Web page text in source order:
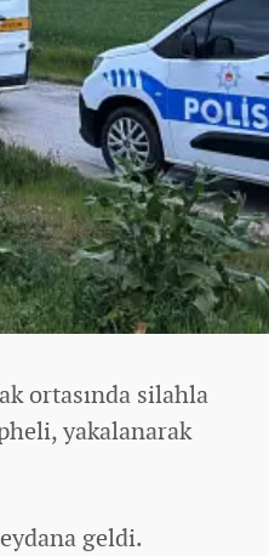
ortasında silahla
yakalanarak
geldi.